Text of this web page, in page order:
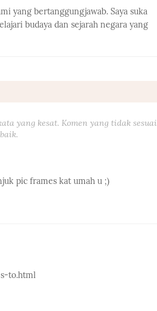
yang bertanggungjawab. Saya suka
budaya dan sejarah negara yang
yang kesat. Komen yang tidak sesuai
pic frames kat umah u ;)
to.html